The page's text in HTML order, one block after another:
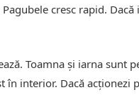
cresc rapid.
Toamna și iarna sunt
în interior. Dacă acționezi